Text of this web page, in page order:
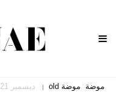
موضة موضة old | ديسمبر 21, 2016